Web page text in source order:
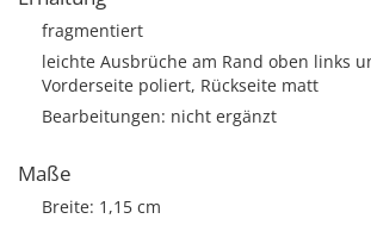
fragmentiert
leichte Ausbrüche am Rand oben links
Vorderseite poliert, Rückseite matt
Bearbeitungen: nicht ergänzt
Maße
Breite: 1,15 cm